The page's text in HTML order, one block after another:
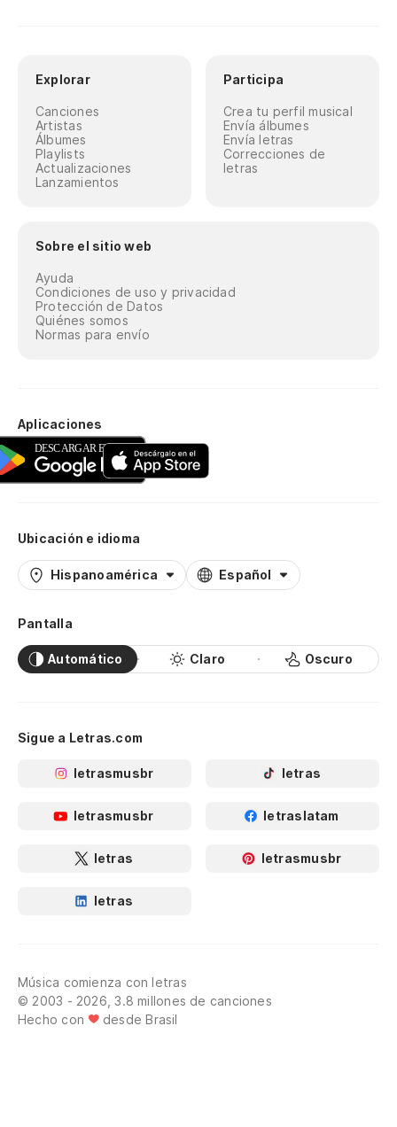
Explorar
Canciones
Artistas
Álbumes
Playlists
Actualizaciones
Lanzamientos
Participa
Crea tu perfil musical
Envía álbumes
Envía letras
Correcciones de
letras
Sobre el sitio web
Ayuda
Condiciones de uso y privacidad
Protección de Datos
Quiénes somos
Normas para envío
Aplicaciones
Ubicación e idioma
Hispanoamérica Español
Pantalla
Automático Claro Oscuro
Sigue a Letras.com
letrasmusbr letras
letrasmusbr letraslatam
letras letrasmusbr
letras
Música comienza con letras
© 2003 - 2026, 3.8 millones de canciones
Hecho con
desde Brasil